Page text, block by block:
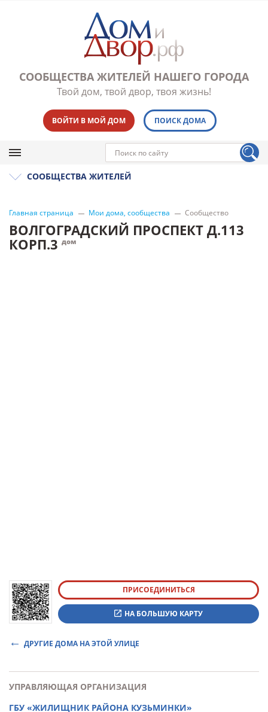
СООБЩЕСТВА ЖИТЕЛЕЙ НАШЕГО ГОРОДА
Твой дом, твой двор, твоя жизнь!
ВОЙТИ В МОЙ ДОМ ПОИСК ДОМА
СООБЩЕСТВА ЖИТЕЛЕЙ
Главная страница Мои дома, сообщества Сообщество
ВОЛГОГРАДСКИЙ ПРОСПЕКТ Д.113
КОРП.3 дом
ПРИСОЕДИНИТЬСЯ
НА БОЛЬШУЮ КАРТУ
ДРУГИЕ ДОМА НА ЭТОЙ УЛИЦЕ
УПРАВЛЯЮЩАЯ ОРГАНИЗАЦИЯ
ГБУ «ЖИЛИЩНИК РАЙОНА КУЗЬМИНКИ»